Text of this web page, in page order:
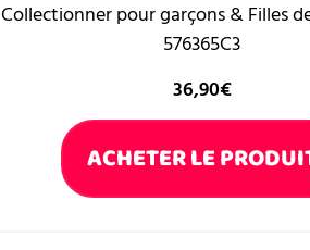
Collectionner pour garçons & Filles
576365C3
36,90€
ACHETER LE